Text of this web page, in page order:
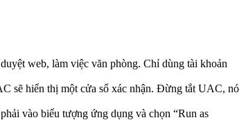
web, làm việc văn phòng. Chỉ dùng tài khoản
sẽ hiển thị một cửa sổ xác nhận. Đừng tắt UAC, nó
vào biểu tượng ứng dụng và chọn “Run as